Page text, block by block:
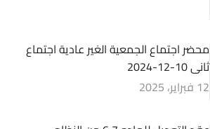
محضر اجتماع الجمعية الغير عادية اجتماع
ثانى 10-12-2024
12 فبراير، 2025